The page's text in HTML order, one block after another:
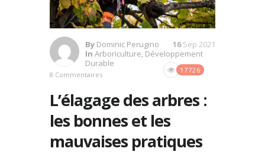
By Dominic Perugino
In Arboriculture Développement
Durable
8 Commentaires
17726
16Sep 2021
L’élagage des arbres :
les bonnes et les
mauvaises pratiques